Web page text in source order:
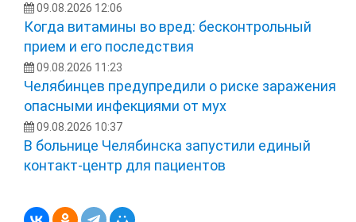
09.08.2026 12:06
Когда витамины во вред: бесконтрольный
прием и его последствия
09.08.2026 11:23
Челябинцев предупредили о риске заражения
опасными инфекциями от мух
09.08.2026 10:37
В больнице Челябинска запустили единый
контакт-центр для пациентов